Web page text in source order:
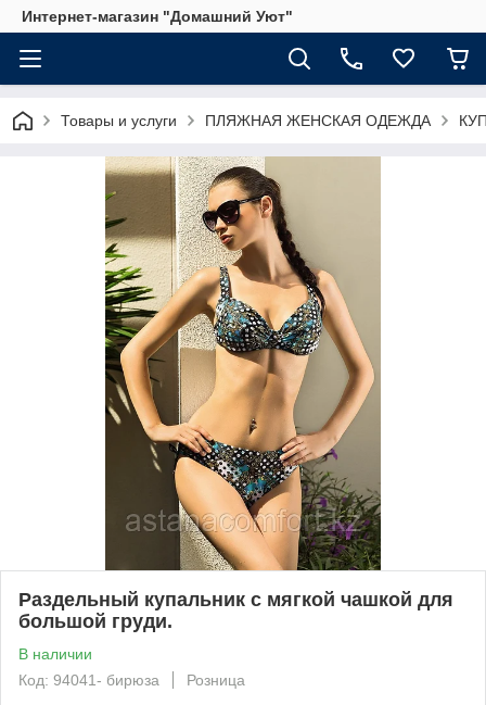
Интернет-магазин "Домашний Уют"
Товары и услуги ПЛЯЖНАЯ ЖЕНСКАЯ ОДЕЖДА
Раздельный купальник с мягкой чашкой для
большой груди.
В наличии
Код: 94041- бирюза
Розница